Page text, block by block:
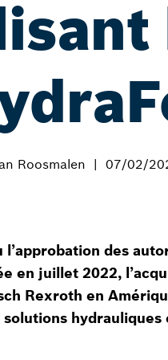
Roosmalen 07/02/
des
en juillet 2022,
Rexroth en
hydrauliques